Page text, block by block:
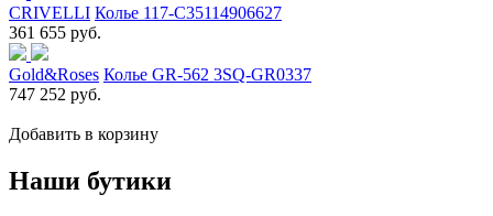
CRIVELLI Колье 117-C35114906627
361 655 руб.
Gold&Roses Колье GR-562 3SQ-GR0337
747 252 руб.
Добавить в корзину
Наши бутики